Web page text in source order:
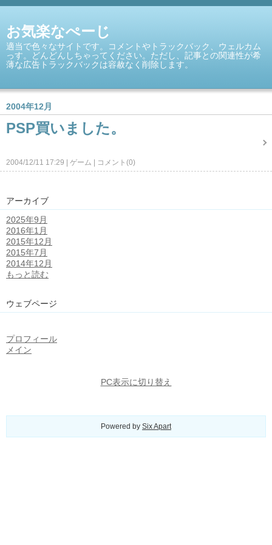
お気楽なぺーじ
適当で色々なサイトです。コメントやトラックバック、ウェルカム
っす。どんどんしちゃってください。ただし、記事との関連性が希
薄な広告トラックバックは容赦なく削除します。
2004年12月
PSP買いました。
2004/12/11 17:29 ゲーム コメント(0)
アーカイブ
2025年9月
2016年1月
2015年12月
2015年7月
2014年12月
もっと読む
ウェブページ
プロフィール
メイン
PC表示に切り替え
Powered by Six Apart